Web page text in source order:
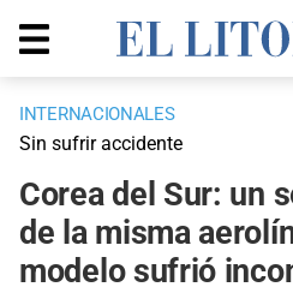
INTERNACIONALES
Sin sufrir accidente
Corea del Sur: un
de la misma
modelo sufrió